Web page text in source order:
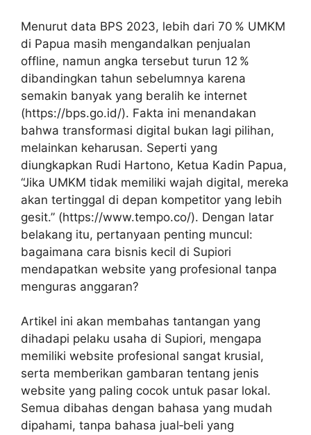
Menurut data BPS 2023, lebih dari 70 % UMKM
di Papua masih mengandalkan penjualan
offline, namun angka tersebut turun 12 %
dibandingkan tahun sebelumnya karena
semakin banyak yang beralih ke internet
(https://bps.go.id/). Fakta ini menandakan
bahwa transformasi digital bukan lagi pilihan,
melainkan keharusan. Seperti yang
diungkapkan Rudi Hartono, Ketua Kadin Papua,
“Jika UMKM tidak memiliki wajah digital, mereka
akan tertinggal di depan kompetitor yang lebih
gesit.” (https://www.tempo.co/). Dengan latar
belakang itu, pertanyaan penting muncul:
bagaimana cara bisnis kecil di Supiori
mendapatkan website yang profesional tanpa
menguras anggaran?
Artikel ini akan membahas tantangan yang
dihadapi pelaku usaha di Supiori, mengapa
memiliki website profesional sangat krusial,
serta memberikan gambaran tentang jenis
website yang paling cocok untuk pasar lokal.
Semua dibahas dengan bahasa yang mudah
dipahami, tanpa bahasa jual‑beli yang